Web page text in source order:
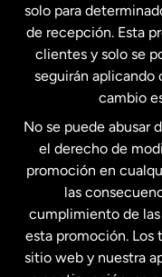
Estados
Estados
Francia
Malasia
Nueva
solo para
de recepción. Esta
clientes y solo se
seguirán aplicando
cambio
No se puede abusar
el derecho de
promoción en
las
cumplimiento de
esta promoción. Los
sitio web y nuestra